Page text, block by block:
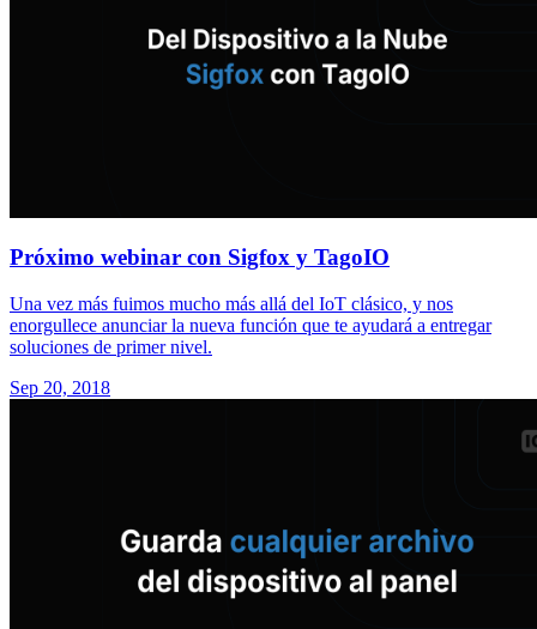
Próximo webinar con Sigfox y TagoIO
Una vez más fuimos mucho más allá del IoT clásico, y nos
enorgullece anunciar la nueva función que te ayudará a entregar
soluciones de primer nivel.
Sep 20, 2018